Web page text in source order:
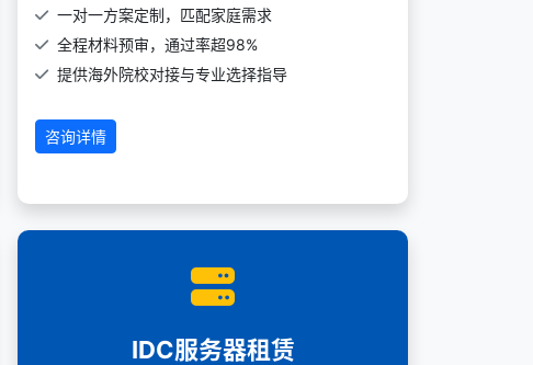
一对一方案定制，匹配家庭需求
全程材料预审，通过率超98%
提供海外院校对接与专业选择指导
咨询详情
IDC服务器租赁